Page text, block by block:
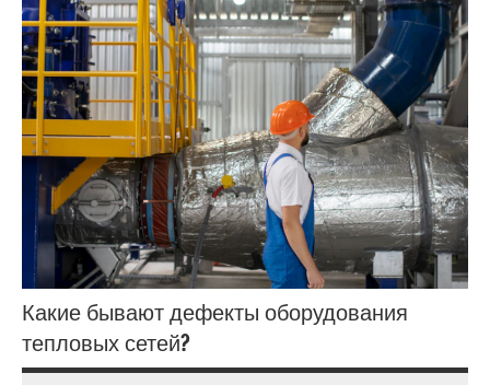
Какие бывают дефекты оборудования
тепловых сетей?